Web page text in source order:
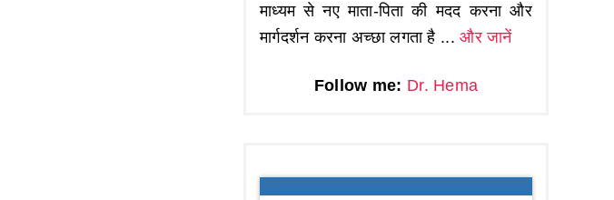
माध्यम से नए माता-पिता की मदद करना और
मार्गदर्शन करना अच्छा लगता है ...और जानें
Follow me: Dr. Hema